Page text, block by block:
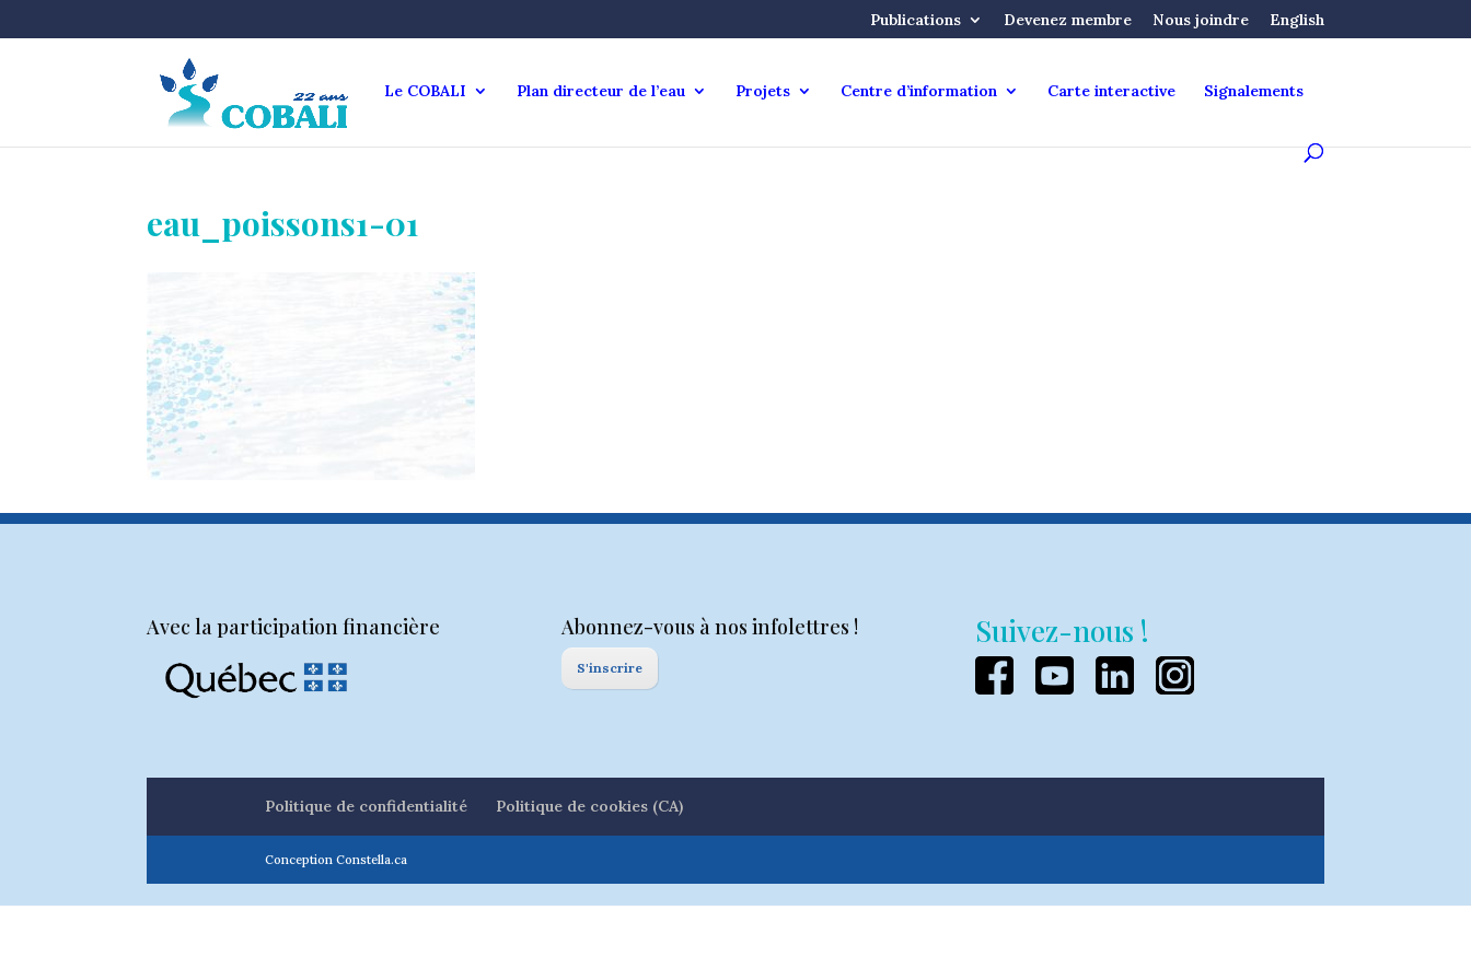
Publications Devenez membre Nous joindre English
Le COBALI Plan directeur de l’eau Projets Centre d’information Carte interactive Signalements
eau_poissons1-01
Avec la participation financière Abonnez-vous à nos infolettres !
S'inscrire
Suivez-nous !
Politique de confidentialité Politique de cookies (CA)
Conception Constella.ca